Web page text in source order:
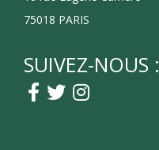
75018 PARIS
SUIVEZ-NOUS :